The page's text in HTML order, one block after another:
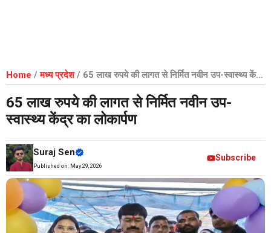
Home /मध्य प्रदेश/ 65 लाख रुपये की लागत से निर्मित नवीन उप-स्वास्थ्य केंद्र
का लोकार्पण
65 लाख रुपये की लागत से निर्मित नवीन उप-
स्वास्थ्य केंद्र का लोकार्पण
Suraj Sen
Published on: May 29, 2026
Subscribe